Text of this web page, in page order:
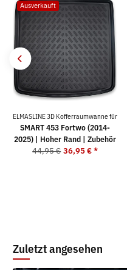
Ausverkauft
ELMASLINE 3D Kofferraumwanne für
SMART 453 Fortwo (2014-
2025) | Hoher Rand | Zubehör
44,95 € 36,95 €*
Zuletzt angesehen